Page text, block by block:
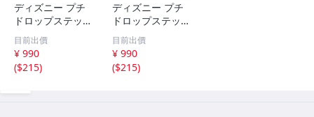
ディズニー プチ
ドロップステッカ
ー スイーツ カ
ップケーキ
目前出價
¥ 990
($215)
ディズニー プチ
ドロップステッカ
ー スイーツ カ
ップケーキ
目前出價
¥ 990
($215)